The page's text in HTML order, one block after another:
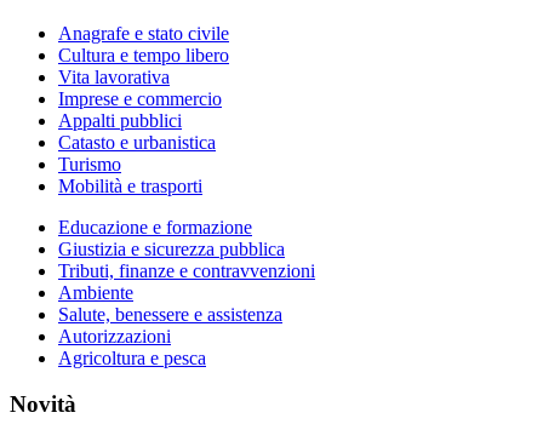
Anagrafe e stato civile
Cultura e tempo libero
Vita lavorativa
Imprese e commercio
Appalti pubblici
Catasto e urbanistica
Turismo
Mobilità e trasporti
Educazione e formazione
Giustizia e sicurezza pubblica
Tributi, finanze e contravvenzioni
Ambiente
Salute, benessere e assistenza
Autorizzazioni
Agricoltura e pesca
Novità